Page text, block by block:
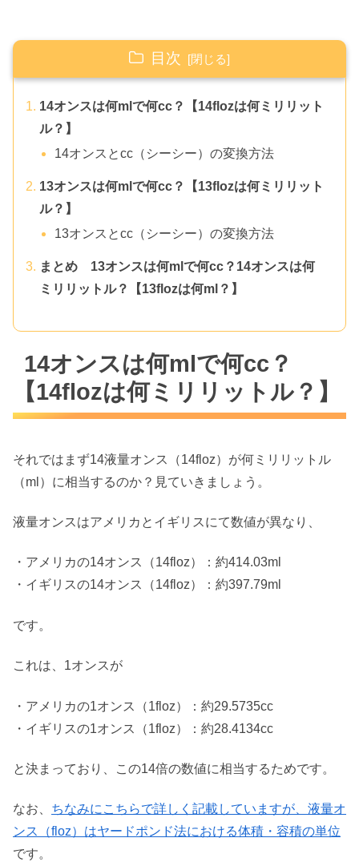
目次
14オンスは何mlで何cc？【14flozは何ミリリット
ル？】
14オンスとcc（シーシー）の変換方法
13オンスは何mlで何cc？【13flozは何ミリリット
ル？】
13オンスとcc（シーシー）の変換方法
まとめ 13オンスは何mlで何cc？14オンスは何
ミリリットル？【13flozは何ml？】
14オンスは何mlで何cc？
【14flozは何ミリリットル？】
それではまず14液量オンス（14floz）が何ミリリットル
（ml）に相当するのか？見ていきましょう。
液量オンスはアメリカとイギリスにて数値が異なり、
・アメリカの14オンス（14floz）：約414.03ml
・イギリスの14オンス（14floz）：約397.79ml
です。
これは、1オンスが
・アメリカの1オンス（1floz）：約29.5735cc
・イギリスの1オンス（1floz）：約28.4134cc
と決まっており、この14倍の数値に相当するためです。
なお、 ちなみにこちらで詳しく記載していますが、液量オ
ンス（floz）はヤードポンド法における体積・容積の単位
です。